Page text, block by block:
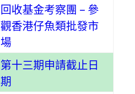
回收基金考察團 – 參
觀香港仔魚類批發市
場
第十三期申請截止日
期